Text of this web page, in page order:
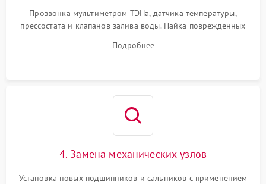
Прозвонка мультиметром ТЭНа, датчика температуры,
прессостата и клапанов залива воды. Пайка поврежденных
Восстановление целостности проводки и контактов.
Подробнее
4. Замена механических узлов
Установка новых подшипников и сальников с применением